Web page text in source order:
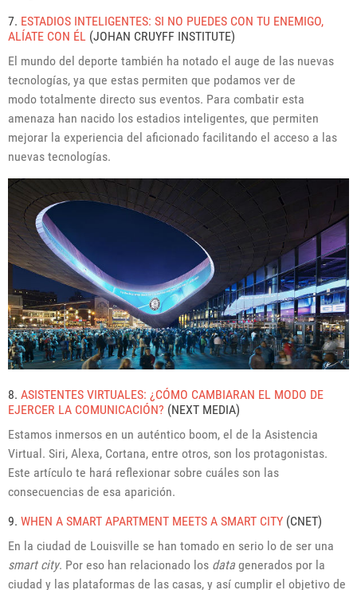
7. ESTADIOS INTELIGENTES: SI NO PUEDES CON TU ENEMIGO,
ALÍATE CON ÉL (JOHAN CRUYFF INSTITUTE)
El mundo del deporte también ha notado el auge de las nuevas
tecnologías, ya que estas permiten que podamos ver de
modo totalmente directo sus eventos. Para combatir esta
amenaza han nacido los estadios inteligentes, que permiten
mejorar la experiencia del aficionado facilitando el acceso a las
nuevas tecnologías.
8. ASISTENTES VIRTUALES: ¿CÓMO CAMBIARAN EL MODO DE
EJERCER LA COMUNICACIÓN? (NEXT MEDIA)
Estamos inmersos en un auténtico boom, el de la Asistencia
Virtual. Siri, Alexa, Cortana, entre otros, son los protagonistas.
Este artículo te hará reflexionar sobre cuáles son las
consecuencias de esa aparición.
9. WHEN A SMART APARTMENT MEETS A SMART CITY (CNET)
En la ciudad de Louisville se han tomado en serio lo de ser una
smart city. Por eso han relacionado los data generados por la
ciudad y las plataformas de las casas, y así cumplir el objetivo de